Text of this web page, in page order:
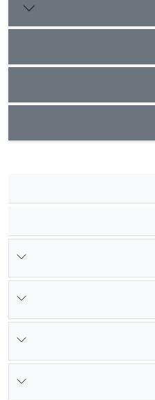
رابطـۀ
اجتماعی، تقدیرگرایی، قشر
و متغیـر
با وفاق را نشان میدهد. کلیۀ
رگرسـیونی
وابسته را تبیین کردهاند که
اجتمـاعی و
بوده است